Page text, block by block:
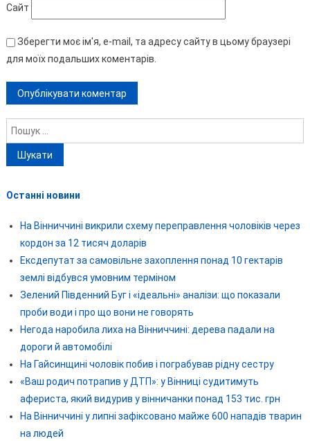
Сайт
Зберегти моє ім'я, e-mail, та адресу сайту в цьому браузері
для моїх подальших коментарів.
Пошук:
Останні новини
На Вінниччині викрили схему переправлення чоловіків через
кордон за 12 тисяч доларів
Ексдепутат за самовільне захоплення понад 10 гектарів
землі відбувся умовним терміном
Зелений Південний Буг і «ідеальні» аналізи: що показали
проби води і про що вони не говорять
Негода наробила лиха на Вінниччині: дерева падали на
дороги й автомобілі
На Гайсинщині чоловік побив і пограбував рідну сестру
«Ваш родич потрапив у ДТП»: у Вінниці судитимуть
афериста, який видурив у вінничанки понад 153 тис. грн
На Вінниччині у липні зафіксовано майже 600 нападів тварин
на людей